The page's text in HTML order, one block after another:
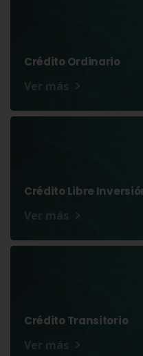
Crédito Ordinario
Ver más
Crédito Libre
Ver más
Crédito Transitorio
Ver más